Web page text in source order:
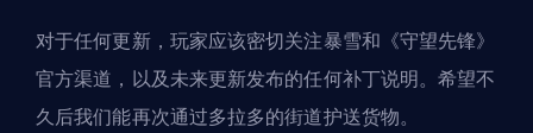
对于任何更新，玩家应该密切关注暴雪和《守望先锋》
官方渠道，以及未来更新发布的任何补丁说明。希望不
久后我们能再次通过多拉多的街道护送货物。